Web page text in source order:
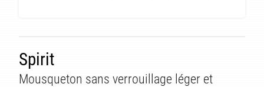
Spirit
Mousqueton sans verrouillage léger et